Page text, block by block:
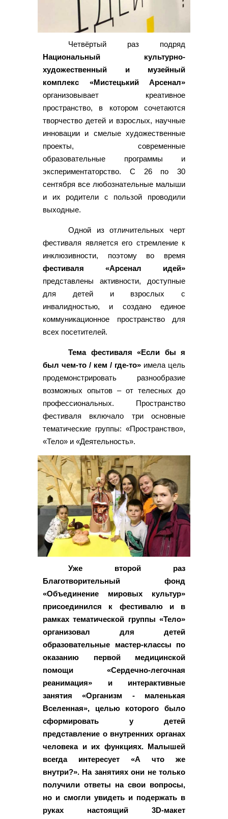
Четвёртый раз подряд
Национальный культурно-
художественный и музейный
комплекс «Мистецький Арсенал»
организовывает креативное
пространство, в котором сочетаются
творчество детей и взрослых, научные
инновации и смелые художественные
проекты, современные
образовательные программы и
экспериментаторство. С 26 по 30
сентября все любознательные малыши
и их родители с пользой проводили
выходные.
Одной из отличительных черт
фестиваля является его стремление к
инклюзивности, поэтому во время
фестиваля «Арсенал идей»
представлены активности, доступные
для детей и взрослых с
инвалидностью, и создано единое
коммуникационное пространство для
всех посетителей.
Тема фестиваля «Если бы я
был чем-то / кем / где-то» имела цель
продемонстрировать разнообразие
возможных опытов – от телесных до
профессиональных. Пространство
фестиваля включало три основные
тематические группы: «Пространство»,
«Тело» и «Деятельность».
Уже второй раз
Благотворительный фонд
«Объединение мировых культур»
присоединился к фестивалю и в
рамках тематической группы «Тело»
организовал для детей
образовательные мастер-классы по
оказанию первой медицинской
помощи «Сердечно-легочная
реанимация» и интерактивные
занятия «Организм - маленькая
Вселенная», целью которого было
сформировать у детей
представление о внутренних органах
человека и их функциях. Малышей
всегда интересует «А что же
внутри?». На занятиях они не только
получили ответы на свои вопросы,
но и смогли увидеть и подержать в
руках настоящий 3D-макет